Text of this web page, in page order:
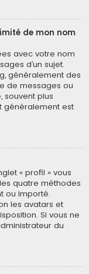
de mon nom
avec votre nom
d’un sujet.
généralement des
de messages ou
souvent plus
généralement est
« profil » vous
quatre méthodes
ou importé.
les avatars et
Si vous ne
du